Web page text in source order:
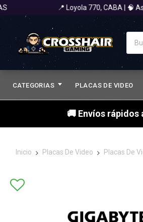
📍 Loyola 770, CABA | 🧠
CATEGORIAS PLACAS DE VIDEO
🚚 Envíos
Inicio Placas De Video Placas De